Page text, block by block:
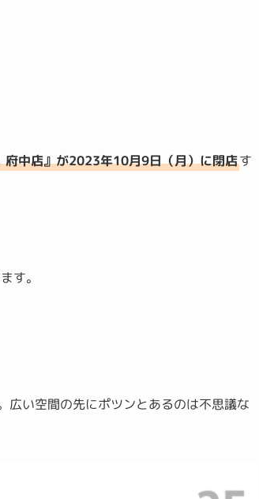
府中店』が2023年10月9日（月）に閉店す
す。
広い空間の先にポツンとあるのは不思議な